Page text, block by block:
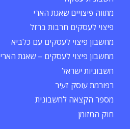
מתווה פיצויים שאגת הארי
פיצוי לעסקים חרבות ברזל
מחשבון פיצוי לעסקים עם כלביא
מחשבון פיצוי לעסקים – שאגת הארי
חשבוניות ישראל
רפורמת עוסק זעיר
מספר הקצאה לחשבונית
חוק המזומן